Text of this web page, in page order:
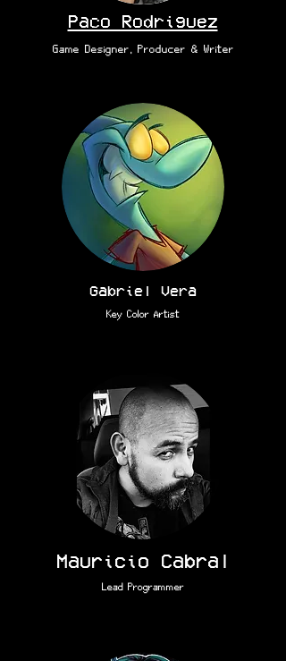
Paco Rodriguez
Game Designer, Producer & Writer
Gabriel Vera
Key Color Artist
Mauricio Cabral
Lead Programmer